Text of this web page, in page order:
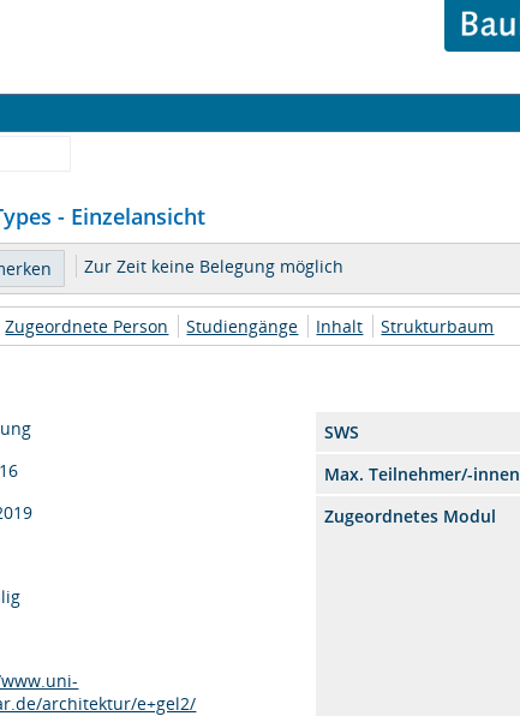
- Einzelansicht
Zur Zeit keine Belegung möglich
Zugeordnete Person Studiengänge Inhalt Strukturbaum
SWS
Max. Teilnehmer/-innen
Zugeordnetes Modul
architektur/e+gel2/